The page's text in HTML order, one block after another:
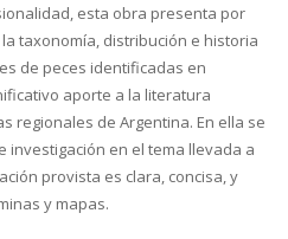
esta obra presenta por
taxonomía, distribución e historia
de peces identificadas en
aporte a la literatura
regionales de Argentina. En ella se
investigación en el tema llevada a
provista es clara, concisa, y
y mapas.